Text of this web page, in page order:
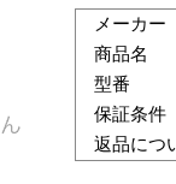
メーカー
商品名
型番
保証条件
返品につ